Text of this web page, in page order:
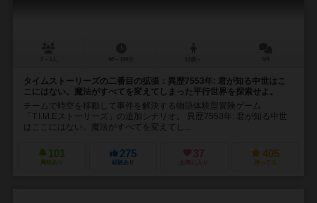
タイムストーリーズの二番目の拡張：異歴7553年: 君が知る中世はこ
こにはない。魔法がすべてを変えてしまった平行世界を探索せよ。
チームで時空を移動して事件を解決する物語体験型冒険ゲーム
「T.I.M.Eストーリーズ」の追加シナリオ。 異歴7553年: 君が知る中世
はここにはない。魔法がすべてを変えてし...
101
興味あり
275
経験あり
37
お気に入り
405
持ってる